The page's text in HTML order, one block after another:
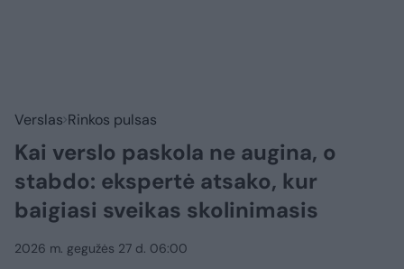
Verslas Rinkos pulsas
Kai verslo paskola ne augina, o
stabdo: ekspertė atsako, kur
baigiasi sveikas skolinimasis
2026 m. gegužės 27 d. 06:00